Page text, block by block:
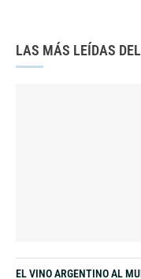
LAS MÁS LEÍDAS
EL VINO ARGENTINO AL